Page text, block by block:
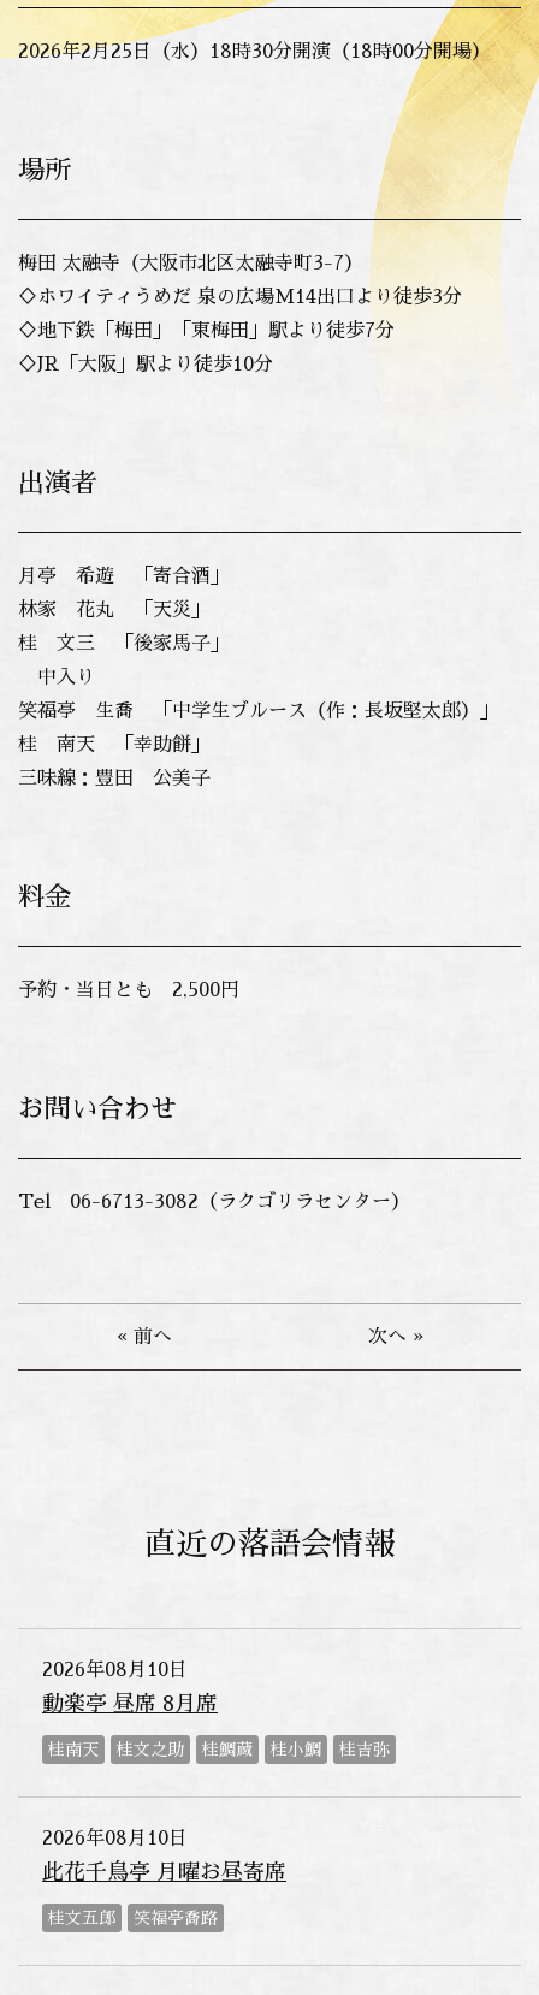
2026年2月25日（水）18時30分開演（18時00分開場）
場所
梅田 太融寺（大阪市北区太融寺町3-7）
♢ホワイティうめだ 泉の広場M14出口より徒歩3分
♢地下鉄「梅田」「東梅田」駅より徒歩7分
♢JR「大阪」駅より徒歩10分
出演者
月亭 希遊 「寄合酒」
林家 花丸 「天災」
桂 文三 「後家馬子」
中入り
笑福亭 生喬 「中学生ブルース（作：長坂堅太郎）」
桂 南天 「幸助餅」
三味線：豊田 公美子
料金
予約・当日とも 2,500円
お問い合わせ
Tel 06-6713-3082（ラクゴリラセンター）
« 前へ 次へ »
直近の落語会情報
2026年08月10日
動楽亭 昼席 8月席
桂南天 桂文之助 桂鯛蔵 桂小鯛 桂吉弥
2026年08月10日
此花千鳥亭 月曜お昼寄席
桂文五郎 笑福亭喬路